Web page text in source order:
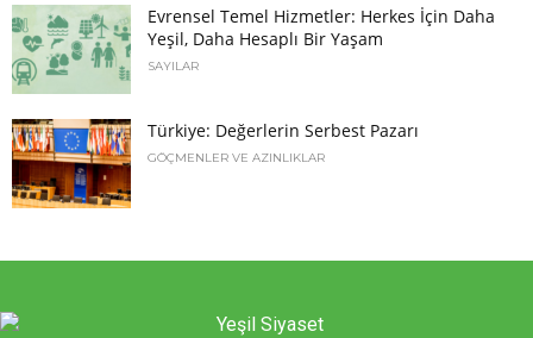
Evrensel Temel Hizmetler: Herkes İçin Daha
Yeşil, Daha Hesaplı Bir Yaşam
SAYILAR
Türkiye: Değerlerin Serbest Pazarı
GÖÇMENLER VE AZINLIKLAR